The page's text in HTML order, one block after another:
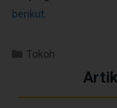
berikut.
Tokoh